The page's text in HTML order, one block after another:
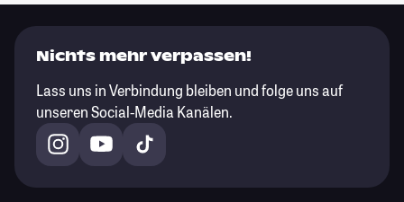
Nichts mehr verpassen!
Lass uns in Verbindung bleiben und folge uns auf
unseren Social-Media Kanälen.